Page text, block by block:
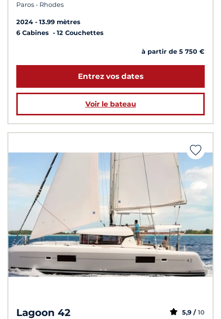
Paros - Rhodes
2024
13.99 mètres
6 Cabines
12 Couchettes
à partir de 5 750 €
Entrez vos dates
Voir le bateau
Lagoon 42 5,9 / 10